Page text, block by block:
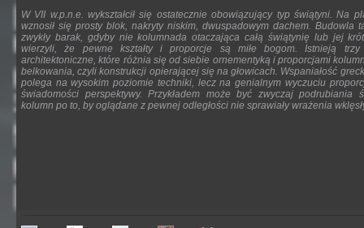
W VII w.p.n.e. wykształcił się ostatecznie obowiązujący typ świątyni. Na
wznosił się prosty blok, nakryty niskim, dwuspadowym dachem. Budowla
zwykły barak, gdyby nie kolumnada otaczająca całą świątynię lub jej
wierzyli, że pewne kształty i proporcje są miłe bogom. Istnieją trzy
architektoniczne, które różnia się od siebie ornementyką i proporcjami
belkowania, czyli konstrukcji opierającej się na głowicach. Wspaniałość
polega na wysokim poziomie techniki, lecz na genialnym wyczuciu
świadomości perspektywy. Przykładem może być zwyczaj podrubiania
kolumn po to, by oglądane z pewnej odległości nie sprawiały wrażenia